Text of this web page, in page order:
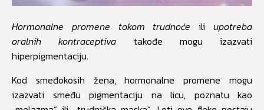
Hormonalne promene tokom trudnoće iliupotreba
oralnih kontraceptiva takođe mogu izazvati
hiperpigmentaciju.
Kod smeđokosih žena, hormonalne promene mogu
izazvati smeđu pigmentaciju na licu, poznatu kao